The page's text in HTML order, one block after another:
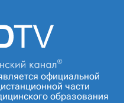
официальной
части
образования